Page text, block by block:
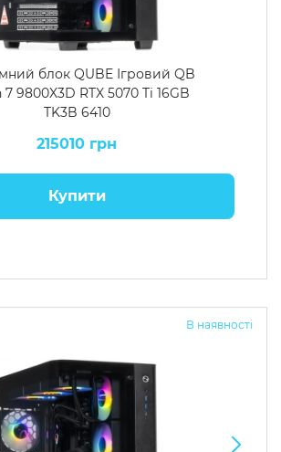
блок QUBE Ігровий QB
7 9800X3D RTX 5070 Ti 16GB
TK3B 6410
215010 грн
Купити
В наявності